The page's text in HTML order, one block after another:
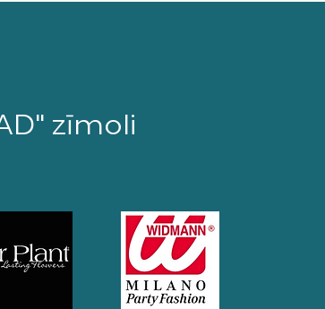
zīmoli